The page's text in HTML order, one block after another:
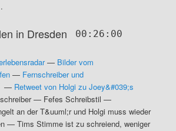
in Dresden 00:26:00
— Bilder vom
— Fernschreiber und
— Retweet von Holgi zu Joey&#039;s
— Fefes Schreibstil —
an der T&uuml;r und Holgi muss wieder
—Tims Stimme ist zu schreiend, weniger